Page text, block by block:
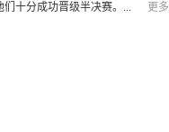
十分成功晋级半决赛。...
更多